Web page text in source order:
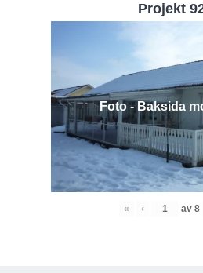
Projekt
Foto - Baksida
« ‹ av 8